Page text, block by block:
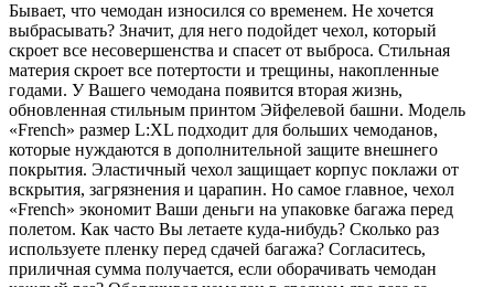
Бывает, что чемодан износился со временем. Не хочется
выбрасывать? Значит, для него подойдет чехол, который
скроет все несовершенства и спасет от выброса. Стильная
материя скроет все потертости и трещины, накопленные
годами. У Вашего чемодана появится вторая жизнь,
обновленная стильным принтом Эйфелевой башни. Модель
«French» размер L:XL подходит для больших чемоданов,
которые нуждаются в дополнительной защите внешнего
покрытия. Эластичный чехол защищает корпус поклажи от
вскрытия, загрязнения и царапин. Но самое главное, чехол
«French» экономит Ваши деньги на упаковке багажа перед
полетом. Как часто Вы летаете куда-нибудь? Сколько раз
используете пленку перед сдачей багажа? Согласитесь,
приличная сумма получается, если оборачивать чемодан